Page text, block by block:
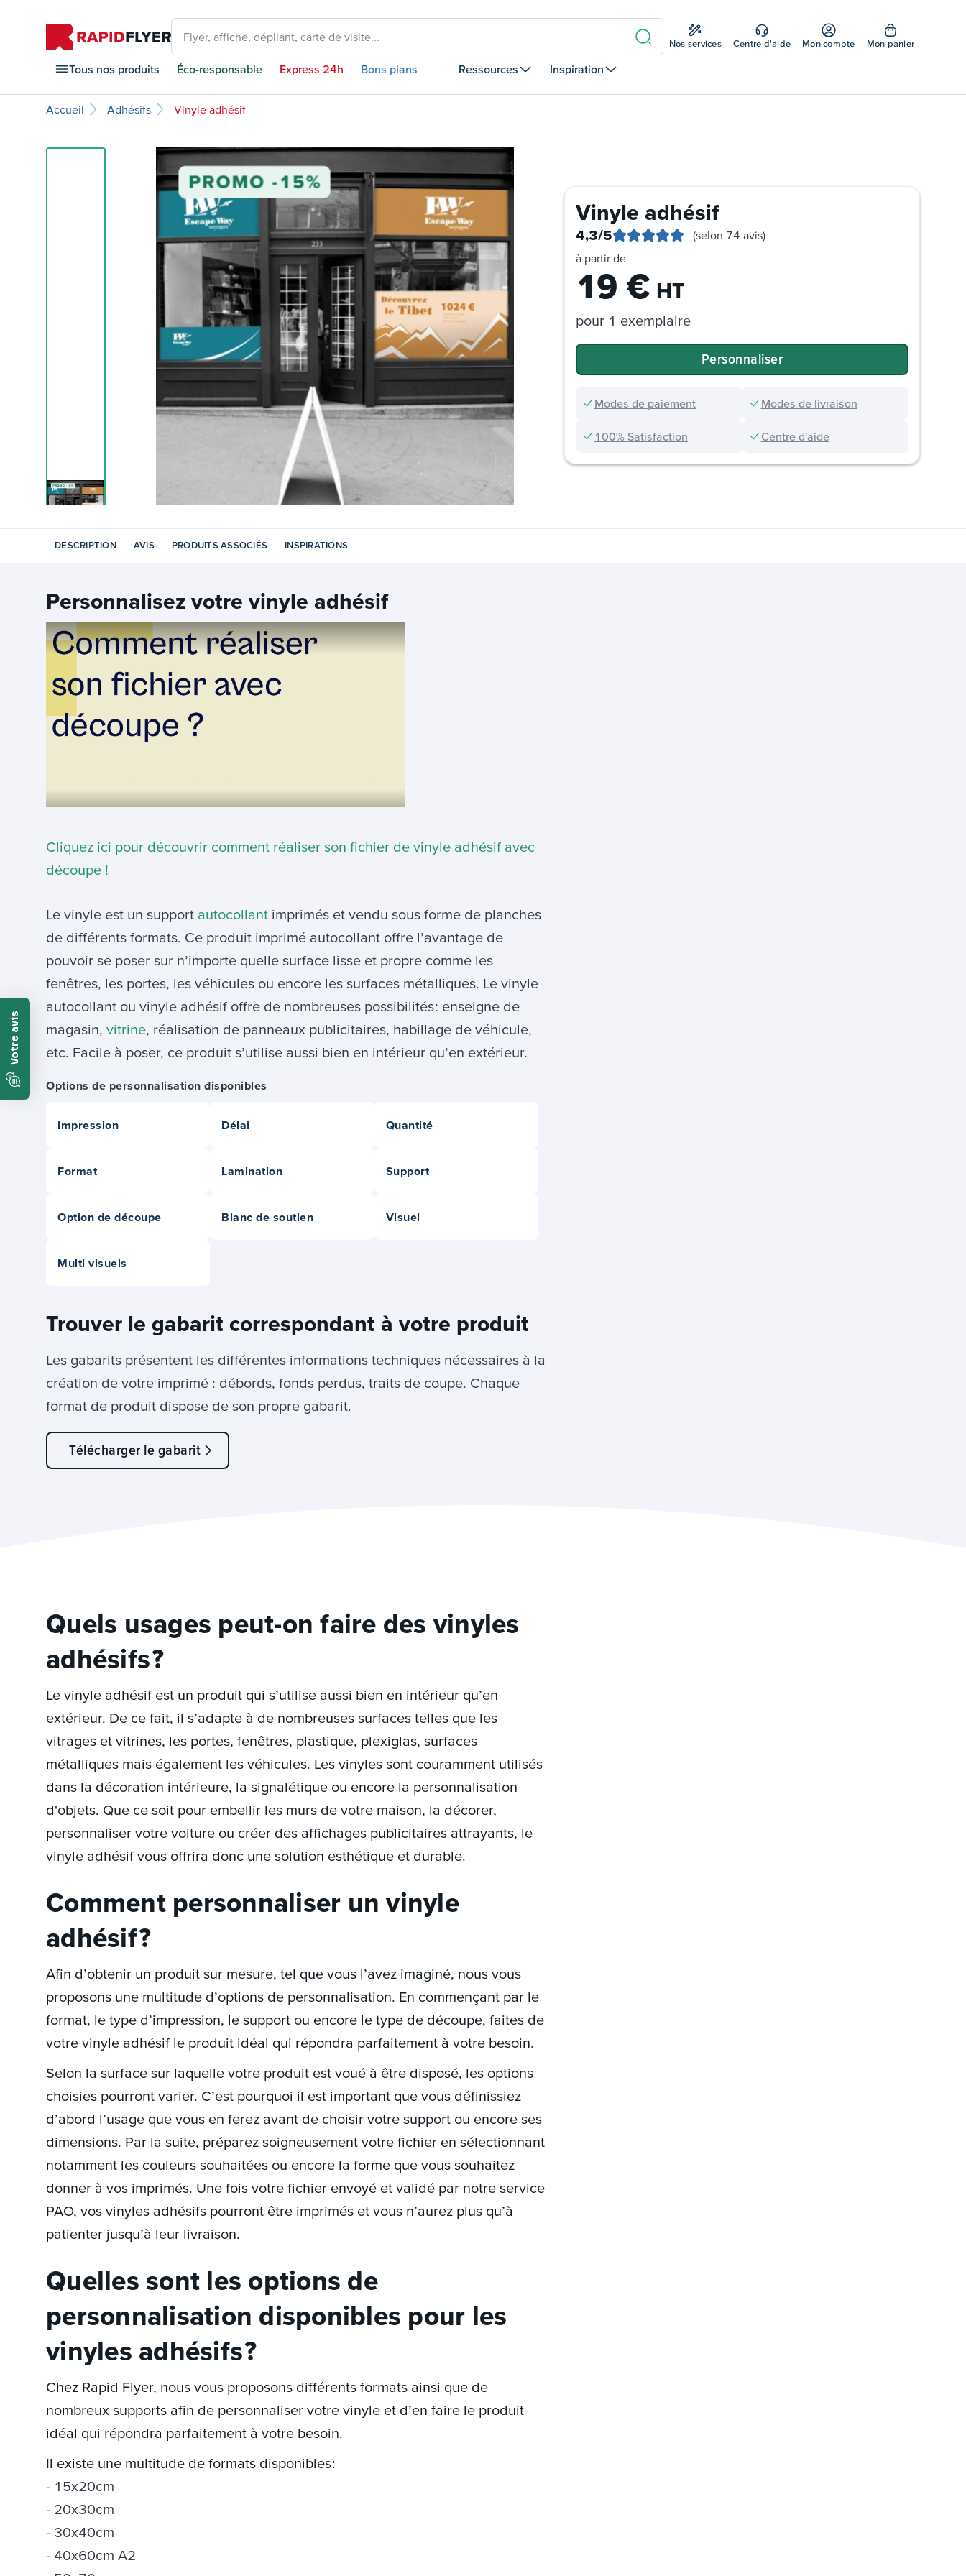
Flyer, affiche, dépliant, carte de visite...
Nos services Centre d'aide Mon compte Mon panier
Tous nos produits Éco-responsable Express 24h Bons plans Ressources Inspiration
Accueil Adhésifs Vinyle adhésif
DESCRIPTION AVIS PRODUITS ASSOCIÉS INSPIRATIONS
Vinyle adhésif
4,3/5
(selon 74 avis)
à partir de
19 € HT
pour 1 exemplaire
Personnaliser
Modes de paiement Modes de livraison
100% Satisfaction Centre d'aide
Personnalisez votre vinyle adhésif
Cliquez ici pour découvrir comment réaliser son fichier de vinyle adhésif avec
découpe !
Le vinyle est un support autocollant imprimés et vendu sous forme de planches
de différents formats. Ce produit imprimé autocollant offre l’avantage de
pouvoir se poser sur n’importe quelle surface lisse et propre comme les
fenêtres, les portes, les véhicules ou encore les surfaces métalliques. Le vinyle
autocollant ou vinyle adhésif offre de nombreuses possibilités : enseigne de
magasin, vitrine, réalisation de panneaux publicitaires, habillage de véhicule,
etc. Facile à poser, ce produit s’utilise aussi bien en intérieur qu’en extérieur.
Options de personnalisation disponibles
Impression Délai Quantité
Format Lamination Support
Option de découpe Blanc de soutien Visuel
Multi visuels
Trouver le gabarit correspondant à votre produit
Les gabarits présentent les différentes informations techniques nécessaires à la
création de votre imprimé : débords, fonds perdus, traits de coupe. Chaque
format de produit dispose de son propre gabarit.
Télécharger le gabarit
Quels usages peut-on faire des vinyles
adhésifs ?
Le vinyle adhésif est un produit qui s’utilise aussi bien en intérieur qu’en
extérieur. De ce fait, il s’adapte à de nombreuses surfaces telles que les
vitrages et vitrines, les portes, fenêtres, plastique, plexiglas, surfaces
métalliques mais également les véhicules. Les vinyles sont couramment utilisés
dans la décoration intérieure, la signalétique ou encore la personnalisation
d'objets. Que ce soit pour embellir les murs de votre maison, la décorer,
personnaliser votre voiture ou créer des affichages publicitaires attrayants, le
vinyle adhésif vous offrira donc une solution esthétique et durable.
Comment personnaliser un vinyle
adhésif ?
Afin d’obtenir un produit sur mesure, tel que vous l’avez imaginé, nous vous
proposons une multitude d’options de personnalisation. En commençant par le
format, le type d’impression, le support ou encore le type de découpe, faites de
votre vinyle adhésif le produit idéal qui répondra parfaitement à votre besoin.
Selon la surface sur laquelle votre produit est voué à être disposé, les options
choisies pourront varier. C’est pourquoi il est important que vous définissiez
d’abord l’usage que vous en ferez avant de choisir votre support ou encore ses
dimensions. Par la suite, préparez soigneusement votre fichier en sélectionnant
notamment les couleurs souhaitées ou encore la forme que vous souhaitez
donner à vos imprimés. Une fois votre fichier envoyé et validé par notre service
PAO, vos vinyles adhésifs pourront être imprimés et vous n’aurez plus qu’à
patienter jusqu’à leur livraison.
Quelles sont les options de
personnalisation disponibles pour les
vinyles adhésifs ?
Chez Rapid Flyer, nous vous proposons différents formats ainsi que de
nombreux supports afin de personnaliser votre vinyle et d’en faire le produit
idéal qui répondra parfaitement à votre besoin.
Il existe une multitude de formats disponibles :
15x20cm
20x30cm
30x40cm
40x60cm A2